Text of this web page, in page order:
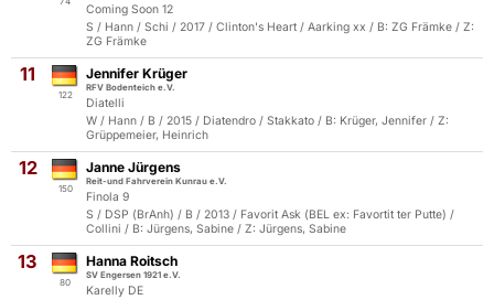
Coming Soon 12
S / Hann / Schi / 2017 / Clinton's Heart / Aarking xx / B: ZG Främke / Z:
ZG Främke
11
122
Jennifer Krüger
RFV Bodenteich e.V.
Diatelli
W / Hann / B / 2015 / Diatendro / Stakkato / B: Krüger, Jennifer / Z:
Grüppemeier, Heinrich
12
150
Janne Jürgens
Reit-und Fahrverein Kunrau e.V.
Finola 9
S / DSP (BrAnh) / B / 2013 / Favorit Ask (BEL ex: Favortit ter Putte) /
Collini / B: Jürgens, Sabine / Z: Jürgens, Sabine
13
80
Hanna Roitsch
SV Engersen 1921 e.V.
Karelly DE